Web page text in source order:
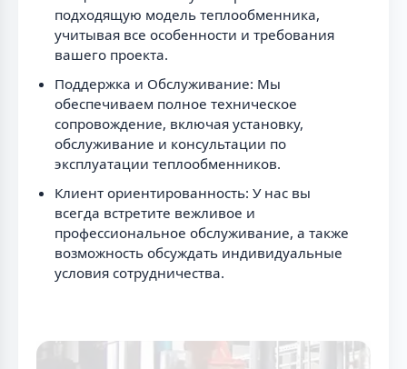
подходящую модель теплообменника,
учитывая все особенности и требования
вашего проекта.
Поддержка и Обслуживание: Мы
обеспечиваем полное техническое
сопровождение, включая установку,
обслуживание и консультации по
эксплуатации теплообменников.
Клиент ориентированность: У нас вы
всегда встретите вежливое и
профессиональное обслуживание, а также
возможность обсуждать индивидуальные
условия сотрудничества.